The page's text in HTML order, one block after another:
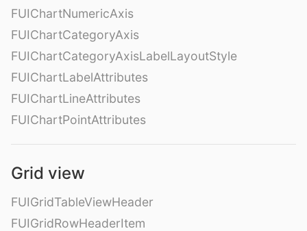
FUIChartNumericAxis
FUIChartCategoryAxis
FUIChartCategoryAxisLabelLayoutStyle
FUIChartLabelAttributes
FUIChartLineAttributes
FUIChartPointAttributes
Grid view
FUIGridTableViewHeader
FUIGridRowHeaderItem